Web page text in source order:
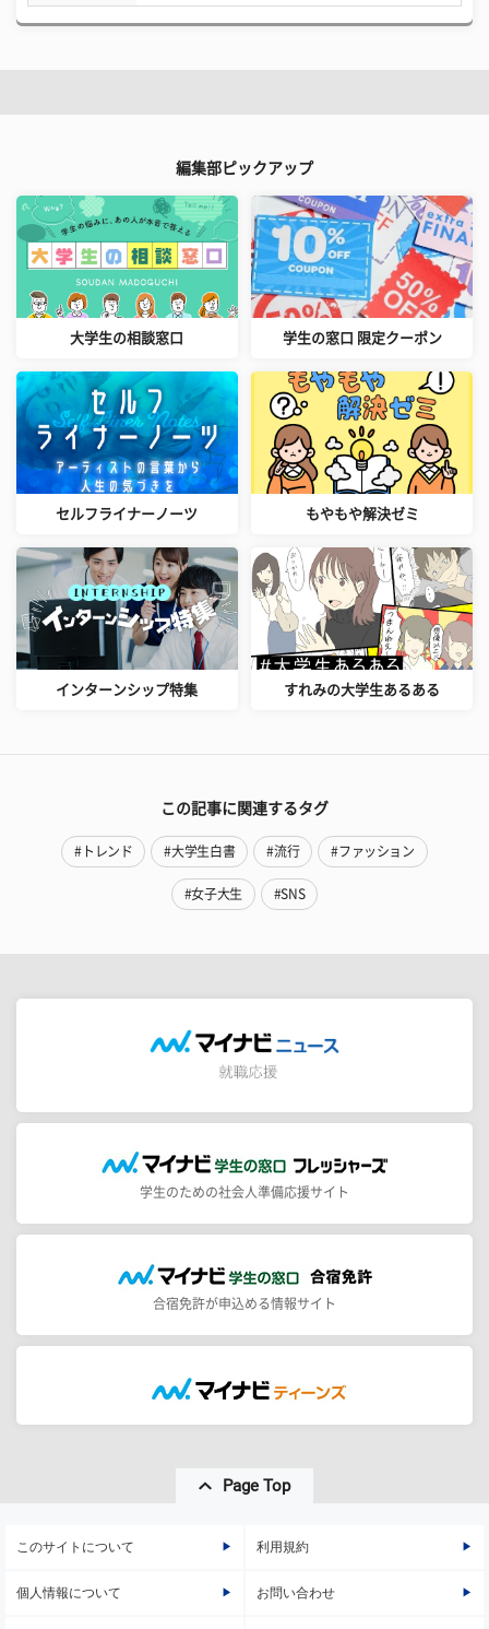
編集部ピックアップ
大学生の相談窓口 学生の窓口 限定クーポン
セルフライナーノーツ もやもや解決ゼミ
インターンシップ特集 すれみの大学生あるある
この記事に関連するタグ
#トレンド #大学生白書 #流行 #ファッション
#女子大生 #SNS
学生のための社会人準備応援サイト
合宿免許が申込める情報サイト
Page Top
このサイトについて 利用規約
個人情報について お問い合わせ